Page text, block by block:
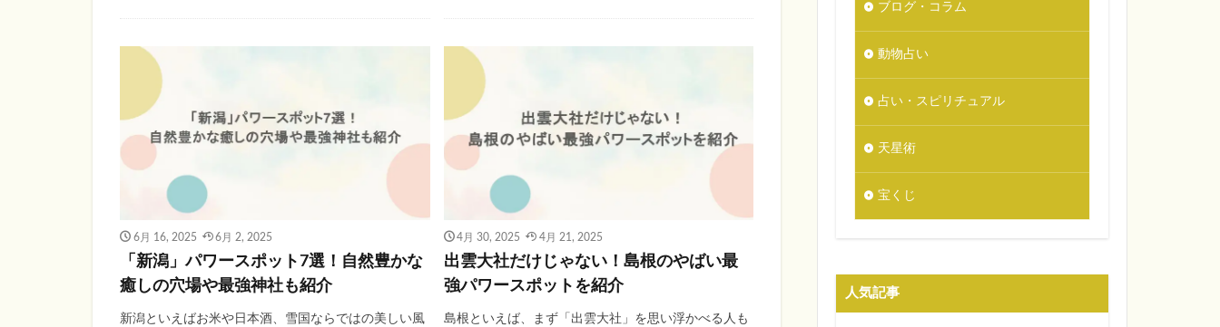
6月 16, 2025 6月 2, 2025
「新潟」パワースポット7選！自然豊かな
癒しの穴場や最強神社も紹介
新潟といえばお米や日本酒、雪国ならではの美しい風
4月 30, 2025 4月 21, 2025
出雲大社だけじゃない！島根のやばい最
強パワースポットを紹介
島根といえば、まず「出雲大社」を思い浮かべる人も
ブログ・コラム
動物占い
占い・スピリチュアル
天星術
宝くじ
人気記事